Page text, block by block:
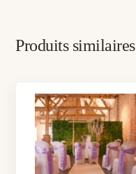
Produits similaires